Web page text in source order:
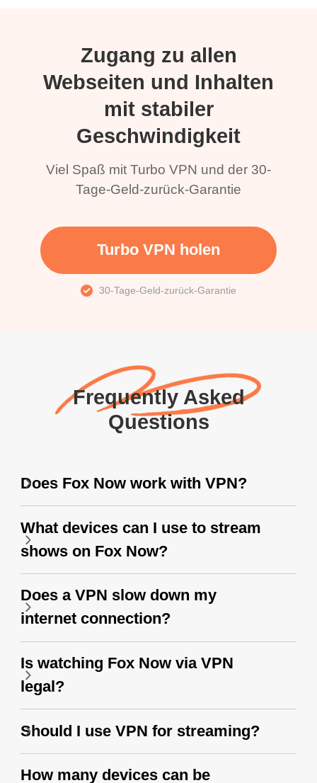
Zugang zu allen
Webseiten und Inhalten
mit stabiler
Geschwindigkeit
Viel Spaß mit Turbo VPN und der 30-
Tage-Geld-zurück-Garantie
Turbo VPN holen
30-Tage-Geld-zurück-Garantie
Frequently Asked
Questions
Does Fox Now work with VPN?
What devices can I use to stream
shows on Fox Now?
Does a VPN slow down my
internet connection?
Is watching Fox Now via VPN
legal?
Should I use VPN for streaming?
How many devices can be